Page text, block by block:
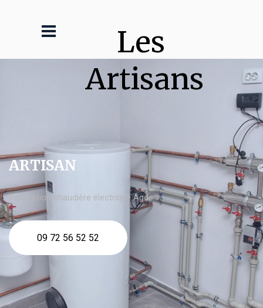
Les
Artisans
ARTISAN
Installation chaudière électrique Agde
09 72 56 52 52